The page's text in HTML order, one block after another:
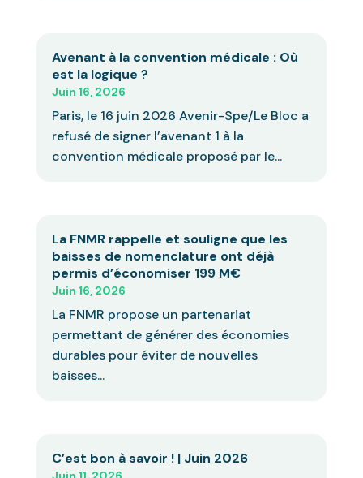
Avenant à la convention médicale : Où
est la logique ?
Juin 16, 2026
Paris, le 16 juin 2026 Avenir-Spe/Le Bloc a
refusé de signer l’avenant 1 à la
convention médicale proposé par le...
La FNMR rappelle et souligne que les
baisses de nomenclature ont déjà
permis d’économiser 199 M€
Juin 16, 2026
La FNMR propose un partenariat
permettant de générer des économies
durables pour éviter de nouvelles
baisses...
C’est bon à savoir ! | Juin 2026